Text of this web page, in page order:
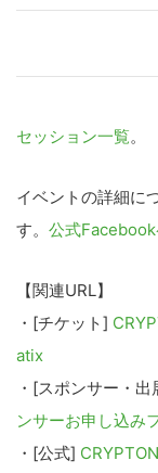
セッション一覧。
イベントの詳細に
す。 公式
【関連URL】
・[チケット]
atix
・[スポンサー・出
ンサーお申し込み
・[公式]